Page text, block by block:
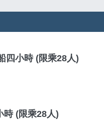
四小時 (限乘28人)
時 (限乘28人)